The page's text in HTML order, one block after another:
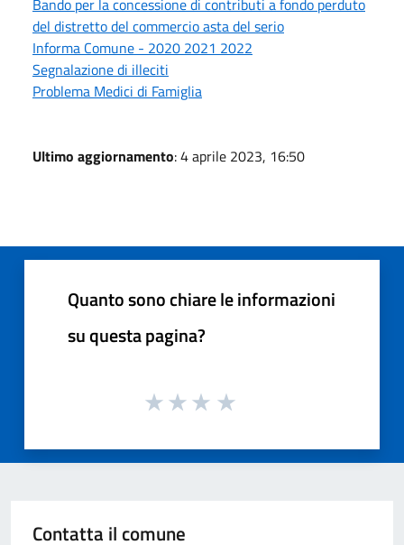
del distretto del commercio asta del serio
Informa Comune - 2020 2021 2022
Segnalazione di illeciti
Problema Medici di Famiglia
Ultimo aggiornamento: 4 aprile 2023, 16:50
Quanto sono chiare le informazioni
su questa pagina?
Contatta il comune